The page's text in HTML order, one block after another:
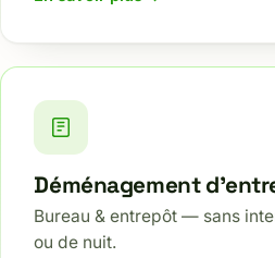
Déménagement
Bureau & entrepôt — sans
ou de nuit.